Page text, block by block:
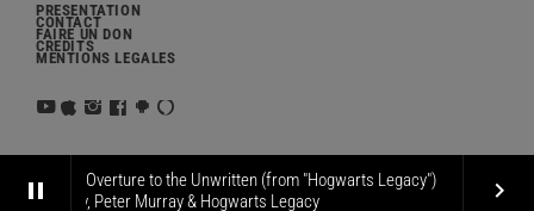
pause
Overture to the Unwritten (from "Hogwarts Legacy")
Peter Murray & Hogwarts Legacy
chuck
keyboard_arrow_right
PRÉSENTATION
CONTACT
FAIRE UN DON
CRÉDITS
MENTIONS LÉGALES